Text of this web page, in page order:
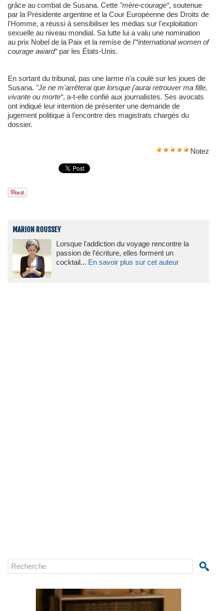
grâce au combat de Susana. Cette "mère-courage“, soutenue
par la Présidente argentine et la Cour Européenne des Droits de
l'Homme, a réussi à sensibiliser les médias sur l'exploitation
sexuelle au niveau mondial. Sa lutte lui a valu une nomination
au prix Nobel de la Paix et la remise de l'“international women of
courage award“par les États-Unis.
En sortant du tribunal, pas une larme n'a coulé sur les joues de
Susana. "Je ne m'arrêterai que lorsque j'aurai retrouver ma fille,
vivante ou morte“, a-t-elle confié aux journalistes. Ses avocats
ont indiqué leur intention de présenter une demande de
jugement politique à l'encontre des magistrats chargés du
dossier.
Notez
MARION ROUSSEY
Lorsque l'addiction du voyage rencontre la
passion de l'écriture, elles forment un
cocktail... En savoir plus sur cet auteur